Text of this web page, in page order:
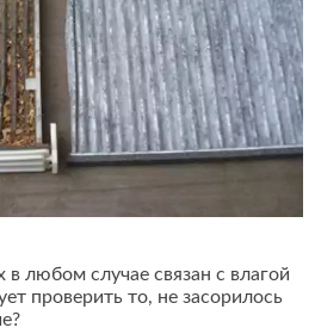
в любом случае связан с влагой
проверить то, не засорилось